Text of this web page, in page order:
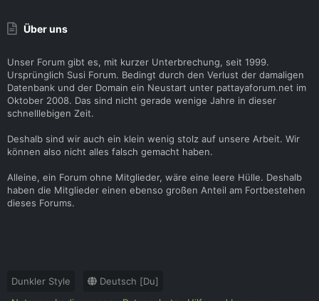
Über uns
Unser Forum gibt es, mit kurzer Unterbrechung, seit 1999.
Ursprünglich Susi Forum. Bedingt durch den Verlust der damaligen
Datenbank und der Domain ein Neustart unter pattayaforum.net im
Oktober 2008. Das sind nicht gerade wenige Jahre in dieser
schnelllebigen Zeit.
Deshalb sind wir auch ein klein wenig stolz auf unsere Arbeit. Wir
können also nicht alles falsch gemacht haben.
Alleine, ein Forum ohne Mitglieder, wäre eine leere Hülle. Deshalb
haben die Mitglieder einen ebenso großen Anteil am Fortbestehen
dieses Forums.
Dunkler Style
Deutsch [Du]